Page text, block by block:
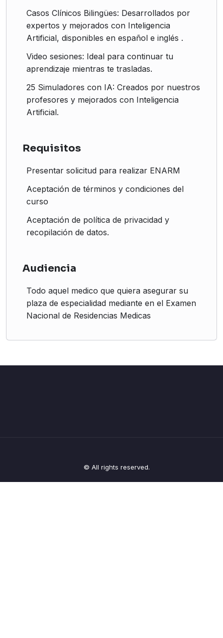
Casos Clínicos Bilingües: Desarrollados por
expertos y mejorados con Inteligencia
Artificial, disponibles en español e inglés .
Video sesiones: Ideal para continuar tu
aprendizaje mientras te trasladas.
25 Simuladores con IA: Creados por nuestros
profesores y mejorados con Inteligencia
Artificial.
Requisitos
Presentar solicitud para realizar ENARM
Aceptación de términos y condiciones del
curso
Aceptación de política de privacidad y
recopilación de datos.
Audiencia
Todo aquel medico que quiera asegurar su
plaza de especialidad mediante en el Examen
Nacional de Residencias Medicas
© All rights reserved.